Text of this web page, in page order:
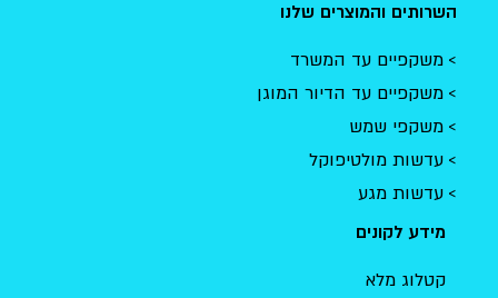
השרותים והמוצרים שלנו
משקפיים עד המשרד
משקפיים עד הדיור המוגן
משקפי שמש
עדשות מולטיפוקל
עדשות מגע
מידע לקונים
קטלוג מלא